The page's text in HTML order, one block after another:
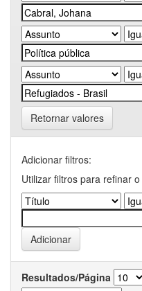
Retornar valores
Adicionar filtros:
Utilizar filtros para refinar
Resultados/Página